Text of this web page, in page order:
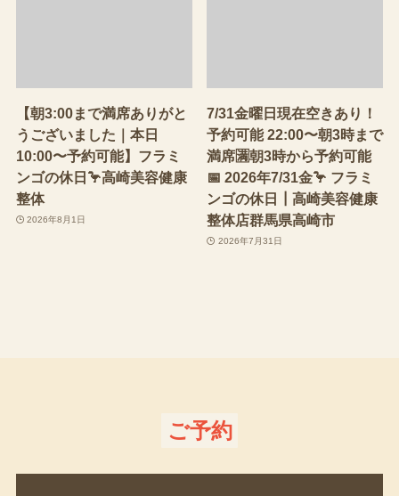
【朝3:00まで満席ありがと
うございました｜本日
10:00〜予約可能】フラミ
ンゴの休日🦩高崎美容健康
整体
2026年8月1日
7/31金曜日現在空きあり！
予約可能 22:00〜朝3時まで
満席🈵朝3時から予約可能
📅 2026年7/31金🦩 フラミ
ンゴの休日┃高崎美容健康
整体店群馬県高崎市
2026年7月31日
ご予約